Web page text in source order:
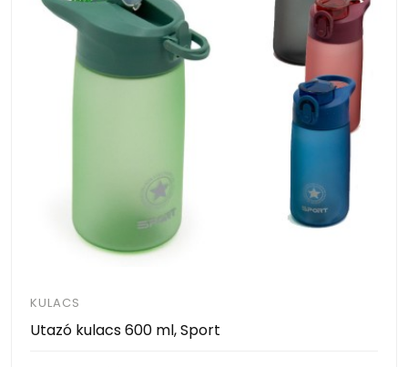
KULACS
Utazó kulacs 600 ml, Sport